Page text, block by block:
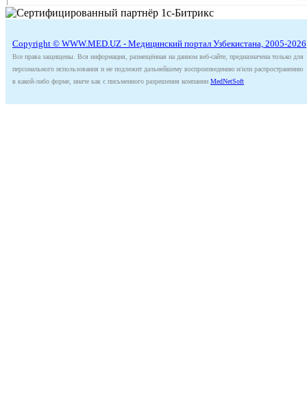
Copyright © WWW.MED.UZ - Медицинский портал Узбекистана, 2005-2026
Все права защищены. Вся информация, размещённая на данном веб-сайте, предназначена только для
персонального использования и не подлежит дальнейшему воспроизведению и/или распространению
в какой-либо форме, иначе как с письменного разрешения компании MedNetSoft